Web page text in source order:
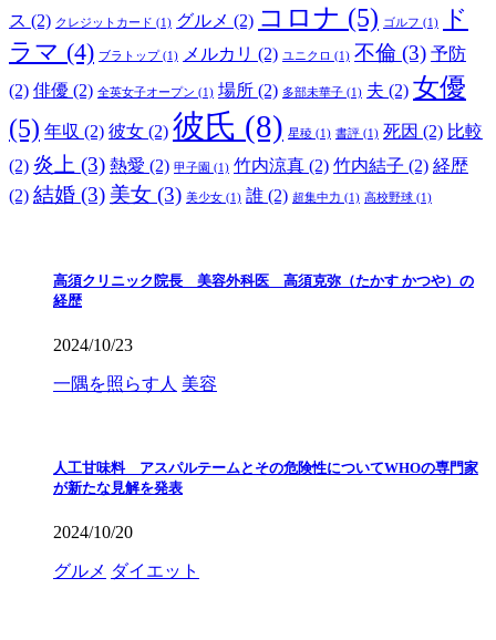
ス (2) クレジットカード (1) グルメ (2) コロナ (5) ゴルフ (1)
ド
ラマ (4) ブラトップ(1) メルカリ (2) ユニクロ (1) 不倫 (3) 予防
(2) 俳優 (2) 全英女子オープン (1) 場所 (2) 多部未華子 (1) 夫 (2) 女優
(5) 年収 (2) 彼女 (2) 彼氏 (8) 星稜 (1) 書評 (1) 死因 (2) 比較
(2) 炎上 (3) 熱愛 (2) 甲子園 (1) 竹内涼真 (2) 竹内結子 (2) 経歴
(2) 結婚 (3) 美女 (3) 美少女 (1) 誰 (2) 超集中力 (1) 高校野球 (1)
高須クリニック院長 美容外科医 高須克弥（たかす かつや）の
経歴
2024/10/23
一隅を照らす人 美容
人工甘味料 アスパルテームとその危険性についてWHOの専門家
が新たな見解を発表
2024/10/20
グルメ ダイエット